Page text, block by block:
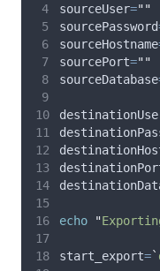
sourceUser=""
sourcePassword
sourceHostname
sourcePort=""
sourceDatabase
echo "
start_export=`